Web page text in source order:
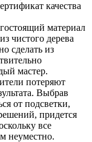
качества
материал
чистого дерева
сделать из
мастер.
потеряют
Выбрав
от подсветки,
придется
все
неуместно.